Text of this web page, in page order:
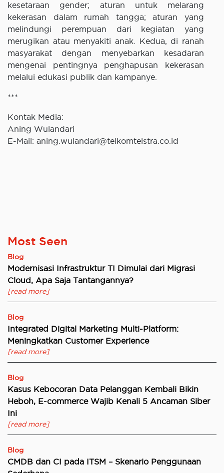
kesetaraan gender; aturan untuk melarang
kekerasan dalam rumah tangga; aturan yang
melindungi perempuan dari kegiatan yang
merugikan atau menyakiti anak. Kedua, di ranah
masyarakat dengan menyebarkan kesadaran
mengenai pentingnya penghapusan kekerasan
melalui edukasi publik dan kampanye.
***
Kontak Media:
Aning Wulandari
E-Mail: aning.wulandari@telkomtelstra.co.id
Most Seen
Blog
Modernisasi Infrastruktur TI Dimulai dari Migrasi
Cloud, Apa Saja Tantangannya?
[read more]
Blog
Integrated Digital Marketing Multi-Platform:
Meningkatkan Customer Experience
[read more]
Blog
Kasus Kebocoran Data Pelanggan Kembali Bikin
Heboh, E-commerce Wajib Kenali 5 Ancaman Siber
Ini
[read more]
Blog
CMDB dan CI pada ITSM – Skenario Penggunaan